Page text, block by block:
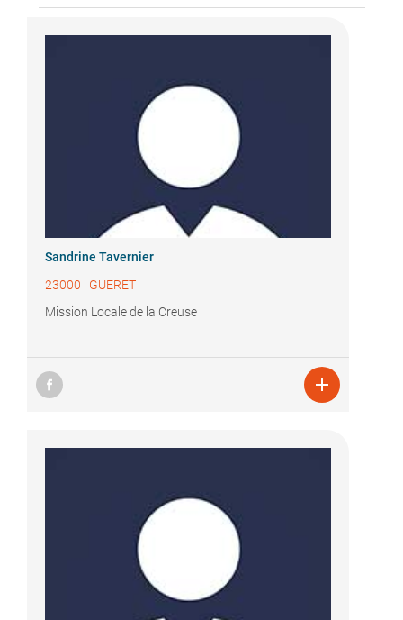
Sandrine Tavernier
23000 | GUERET
Mission Locale de la Creuse
